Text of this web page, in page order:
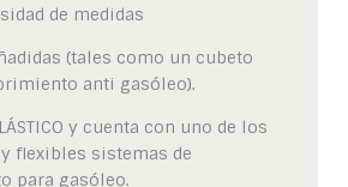
de medidas
(tales como un cubeto
anti gasóleo).
y cuenta con uno de los
flexibles sistemas de
para gasóleo.